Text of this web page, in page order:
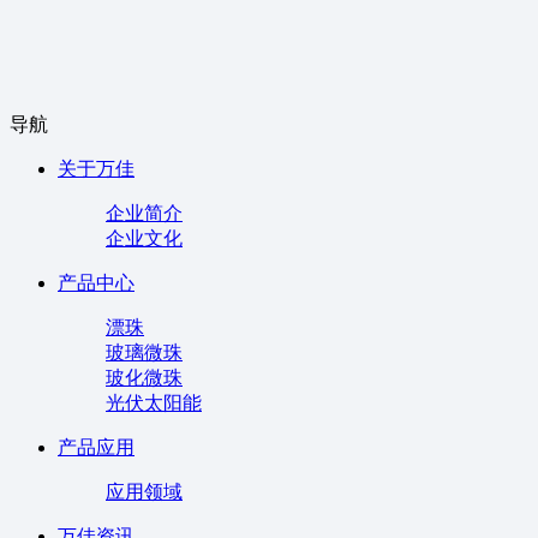
导航
关于万佳
企业简介
企业文化
产品中心
漂珠
玻璃微珠
玻化微珠
光伏太阳能
产品应用
应用领域